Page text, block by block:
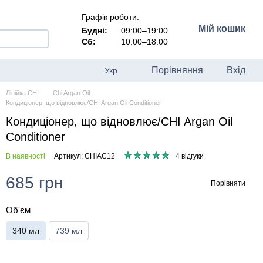
Графік роботи:
Будні:
09:00–19:00
Сб:
10:00–18:00
Мій кошик
Укр Порівняння Вхід
Лінійка CHI
Chi Argan Oil
Кондиціонер, що відновлює/CHI Argan Oil Conditioner
Кондиціонер, що відновлює/CHI Argan Oil
Conditioner
В наявності Артикул: CHIAC12 4 відгуки
685 грн Порівняти
Об'єм
340 мл 739 мл